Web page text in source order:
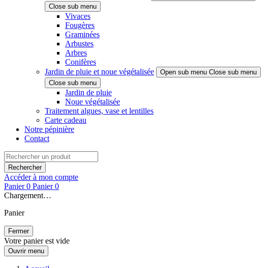
Close sub menu
Vivaces
Fougères
Graminées
Arbustes
Arbres
Conifères
Jardin de pluie et noue végétalisée
Open sub menu Close sub menu
Close sub menu
Jardin de pluie
Noue végétalisée
Traitement algues, vase et lentilles
Carte cadeau
Notre pépinière
Contact
Rechercher
Accéder à mon compte
Panier 0 Panier 0
Chargement…
Panier
Fermer
Votre panier est vide
Ouvrir menu